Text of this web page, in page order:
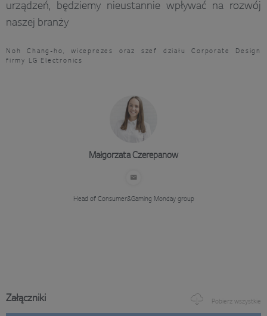
urządzeń, będziemy nieustannie wpływać na rozwój
naszej branży
Noh Chang-ho, wiceprezes oraz szef działu Corporate Design
firmy LG Electronics
Małgorzata Czerepanow
Head of Consumer&Gaming Monday group
Załączniki Pobierz wszystkie